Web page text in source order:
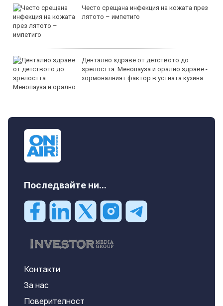
Често срещана инфекция на кожата през
лятото – импетиго
Дентално здраве от детството до
зрелостта: Менопауза и орално здраве -
хормоналният фактор в устната кухина
Последвайте ни...
Контакти
За нас
Поверителност